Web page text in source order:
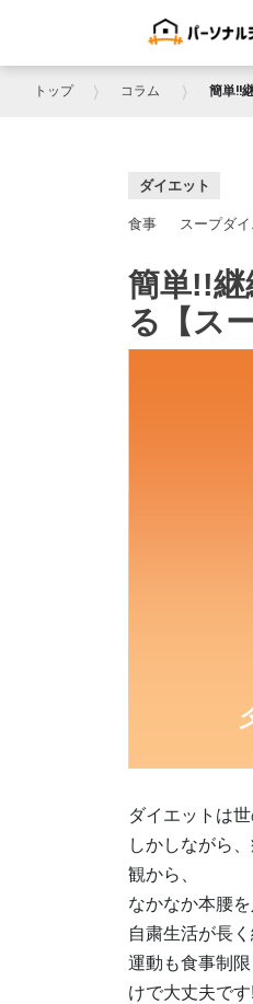
トップ ⟩ コラム ⟩ 簡単!!
ダイエット
食事 スープダイ
簡単!!継
る【ス
ダイエットは
しかしながら
観から、
なかなか本腰
自粛生活が長
運動も食事制
けで大丈夫です